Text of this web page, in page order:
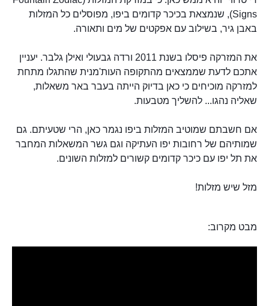
Signs), שנמצאת בכיכר קדומים ביפו, מפוסלים כל המזלות
באבן גיר, בשילוב עם אפקטים של מים ותאורה.
את המזרקה פיסלו בשנת 2011 ורדה גבעולי ואילן גלבר. יעניין
אתכם לדעת שממצאים מהתקופה העות'מנית שהתגלו מתחת
למזרקה מוכיחים כי כאן בדיוק הייתה בעבר באר משאלות,
שאליה נהגו... להשליך מטבעות.
אם חשבתם שמוטיב המזלות ביפו נגמר כאן, הרי שטעיתם. גם
שמותיהם של רחובות יפו העתיקה וגם גשר המשאלות המחבר
את תל יפו עם כיכר קדומים קשורים למזלות השונים.
מזל שיש מזלות!
מבט מקרוב: